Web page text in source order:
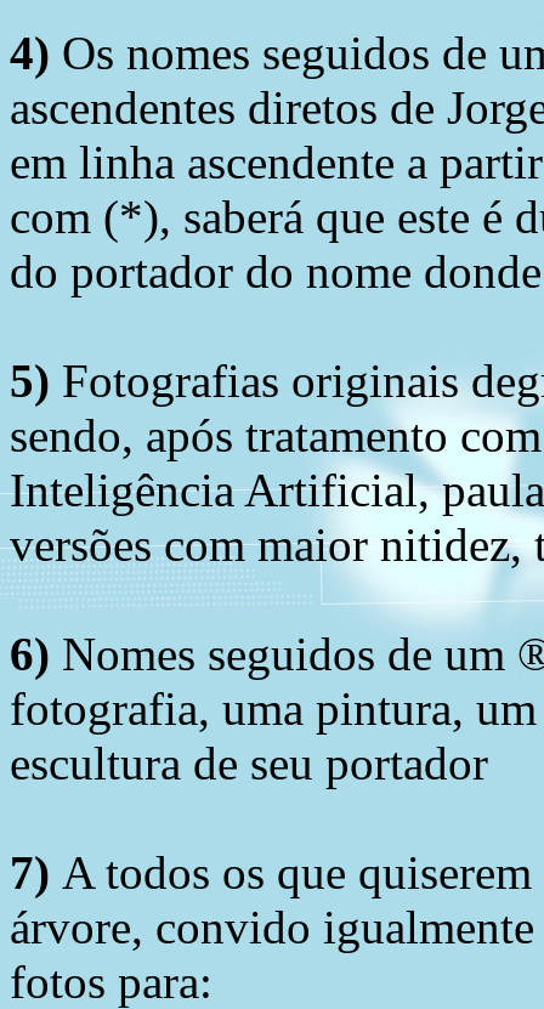
4) Os nomes seguidos de
ascendentes diretos de
em linha ascendente a
com (*), saberá que este é
do portador do nome
5) Fotografias originais
sendo, após tratamento
Inteligência Artificial,
versões com maior nitidez,
6) Nomes seguidos de um
fotografia, uma pintura,
escultura de seu portador
7) A todos os que
árvore, convido
fotos para: